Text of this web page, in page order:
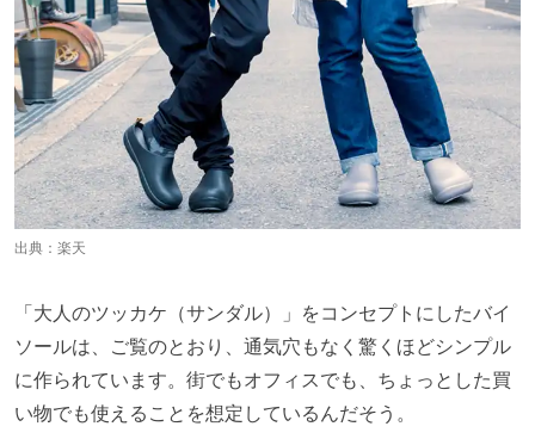
出典： 楽天
「大人のツッカケ（サンダル）」をコンセプトにしたバイ
ソールは、ご覧のとおり、通気穴もなく驚くほどシンプル
に作られています。街でもオフィスでも、ちょっとした買
い物でも使えることを想定しているんだそう。